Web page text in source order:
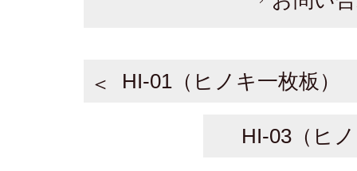
HI-01（ヒノキ一枚板）
HI-03（ヒ